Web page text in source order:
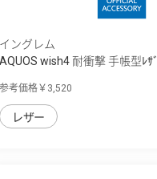
イングレム
AQUOS wish4 耐衝撃 手帳型ﾚｻﾞ
参考価格￥3,520
レザー